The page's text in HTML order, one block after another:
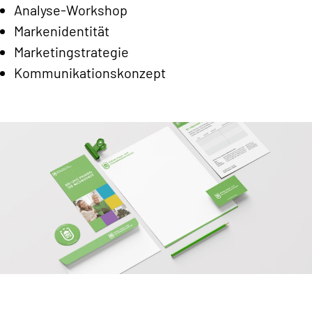
Analyse-Workshop
Markenidentität
Marketingstrategie
Kommunikationskonzept